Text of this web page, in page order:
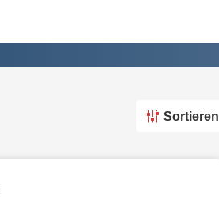
Sortieren